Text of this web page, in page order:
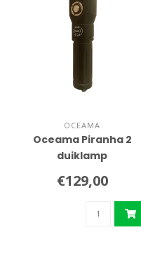
OCEAMA
Oceama Piranha 2
duiklamp
€129,00